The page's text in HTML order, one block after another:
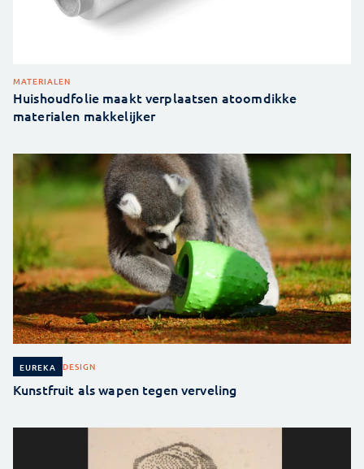
MATERIALEN
Huishoudfolie maakt verplaatsen atoomdikke
materialen makkelijker
EUREKA DESIGN
Kunstfruit als wapen tegen verveling